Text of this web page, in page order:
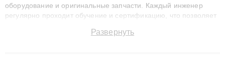
оборудование и оригинальные запчасти. Каждый инженер
регулярно проходит обучение и сертификацию, что позволяет
технику с сохранением гарантии до 3 лет. Наши мастера
Развернуть